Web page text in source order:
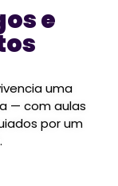
e
uma
— com aulas
por um